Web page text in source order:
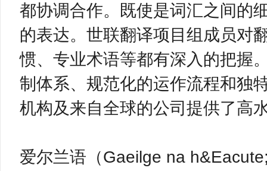
都协调合作。既使是词汇之间的
的表达。世联翻译项目组成员对
惯、专业术语等都有深入的把握
制体系、规范化的运作流程和独
机构及来自全球的公司提供了高
爱尔兰语（Gaeilge na